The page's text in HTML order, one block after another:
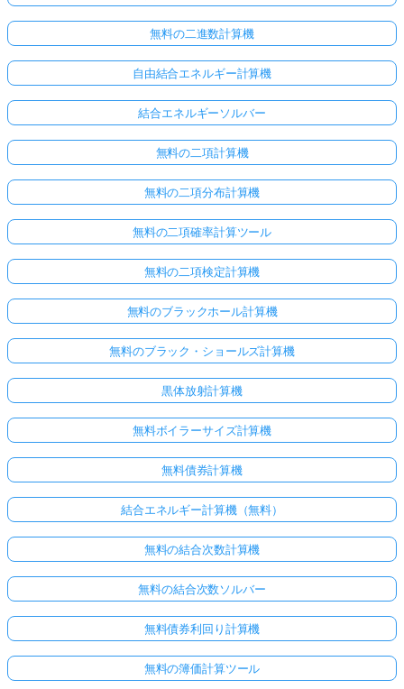
ま
せ
ん
無料の二進数計算機
自由結合エネルギー計算機
結合エネルギーソルバー
無料の二項計算機
無料の二項分布計算機
無料の二項確率計算ツール
無料の二項検定計算機
無料のブラックホール計算機
無料のブラック・ショールズ計算機
黒体放射計算機
無料ボイラーサイズ計算機
無料債券計算機
結合エネルギー計算機（無料）
無料の結合次数計算機
無料の結合次数ソルバー
無料債券利回り計算機
無料の簿価計算ツール